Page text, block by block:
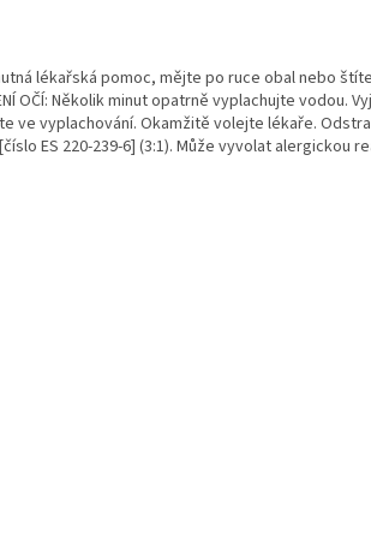
lékařská pomoc, mějte po ruce obal nebo
OČÍ: Několik minut opatrně vyplachujte vodou.
ve vyplachování. Okamžitě volejte lékaře.
ES 220-239-6] (3:1). Může vyvolat alergickou